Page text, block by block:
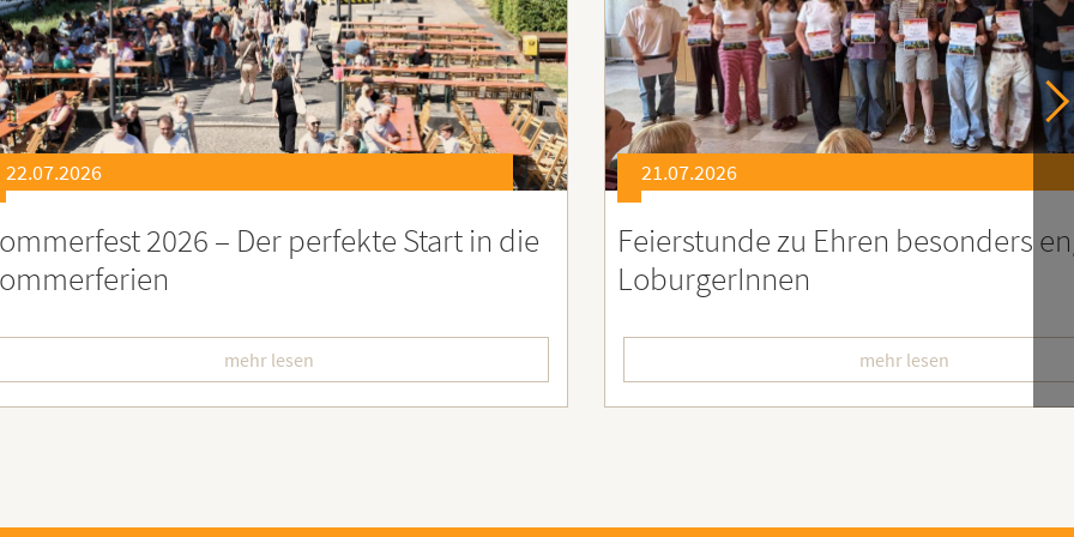
21.07.2026
zu Ehren besonders engagierter
mehr lesen
21.07.2026
Soziales Engagement für
Ruanda – Wir sind dabei!
mehr lesen